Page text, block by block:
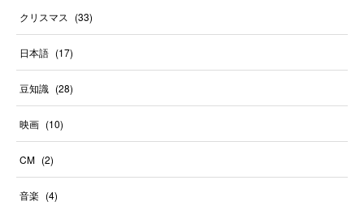
クリスマス (33)
日本語 (17)
豆知識 (28)
映画 (10)
CM (2)
音楽 (4)